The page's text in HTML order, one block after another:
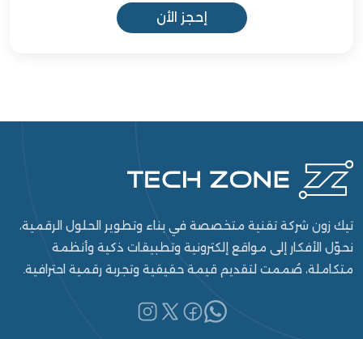
إحجز الأن
تيك زون شركة تقنية متخصصة في بناء وتطوير الحلول الرقمية،
نحوّل الأفكار إلى مواقع إلكترونية وتطبيقات ذكية وأنظمة
متكاملة، صُممت لتقديم قيمة حقيقية وتجربة رقمية احترافية.